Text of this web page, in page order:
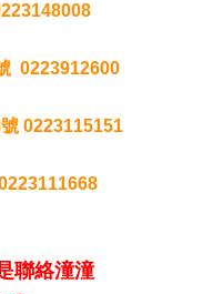
0223912600
0223115151
聯絡潼潼